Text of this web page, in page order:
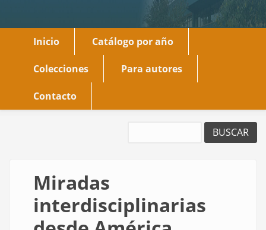
Main
navigation
Inicio Catálogo por año
Colecciones Para autores
Contacto
Miradas
interdisciplinarias